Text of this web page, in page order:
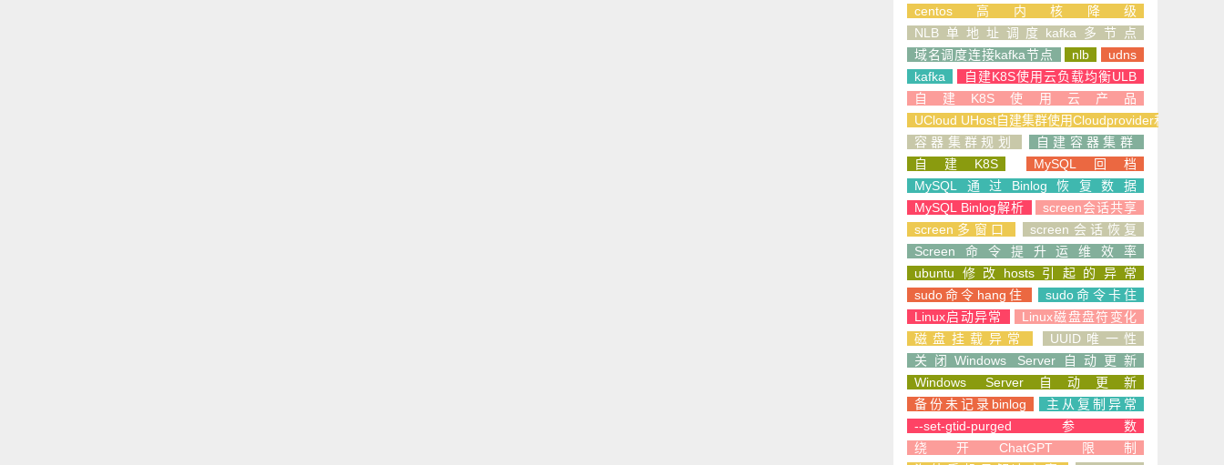
centos高内核降级
NLB单地址调度kafka多节点
域名调度连接kafka节点
nlb
udns
kafka
自建K8S使用云负载均衡ULB
自建K8S使用云产品
UCloud UHost自建集群使用Cloudprovider和CSI
容器集群规划
自建容器集群
自建K8S
MySQL回档
MySQL通过Binlog恢复数据
MySQL Binlog解析
screen会话共享
screen多窗口
screen会话恢复
Screen命令提升运维效率
ubuntu修改hosts引起的异常
sudo命令hang住
sudo命令卡住
Linux启动异常
Linux磁盘盘符变化
磁盘挂载异常
UUID唯一性
关闭Windows Server自动更新
Windows Server自动更新
备份未记录binlog
主从复制异常
--set-gtid-purged参数
绕开ChatGPT限制